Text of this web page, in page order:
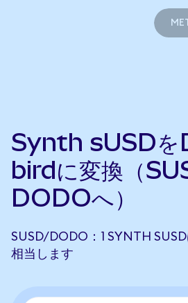
Synth sUSDを
birdに変換（
DODOへ）
SUSD/DODO：1 SYNTH
相当します